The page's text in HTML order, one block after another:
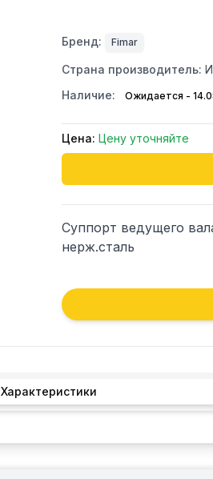
Бренд: Fimar
Страна производитель:
Наличие:
Ожидается -
Цена: Цену уточняйте
Суппорт ведущего
нерж.сталь
Характеристики